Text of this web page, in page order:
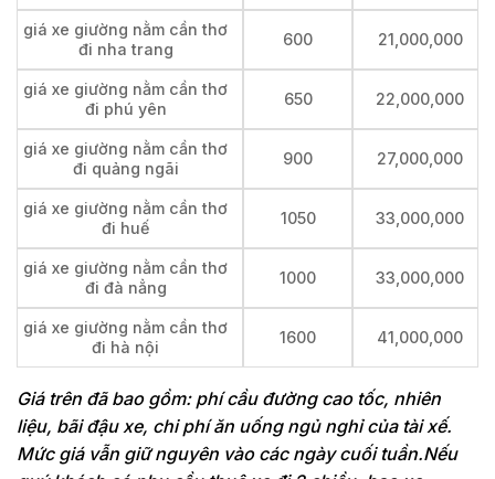
giá xe giường nằm cần thơ
đi nha trang
600 21,000,000
giá xe giường nằm cần thơ
đi phú yên
650 22,000,000
giá xe giường nằm cần thơ
đi quảng ngãi
900 27,000,000
giá xe giường nằm cần thơ
đi huế
1050 33,000,000
giá xe giường nằm cần thơ
đi đà nẳng
1000 33,000,000
giá xe giường nằm cần thơ
đi hà nội
1600 41,000,000
Giá trên đã bao gồm: phí cầu đường cao tốc, nhiên
liệu, bãi đậu xe, chi phí ăn uống ngủ nghỉ của tài xế.
Mức giá vẫn giữ nguyên vào các ngày cuối tuần.Nếu